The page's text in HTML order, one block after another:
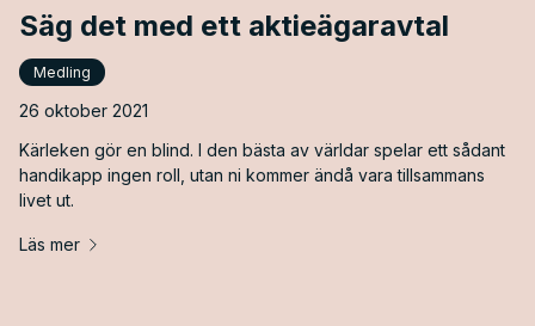
Säg det med ett aktieägaravtal
Medling
26 oktober 2021
Kärleken gör en blind. I den bästa av världar spelar ett sådant
handikapp ingen roll, utan ni kommer ändå vara tillsammans
livet ut.
Läs mer